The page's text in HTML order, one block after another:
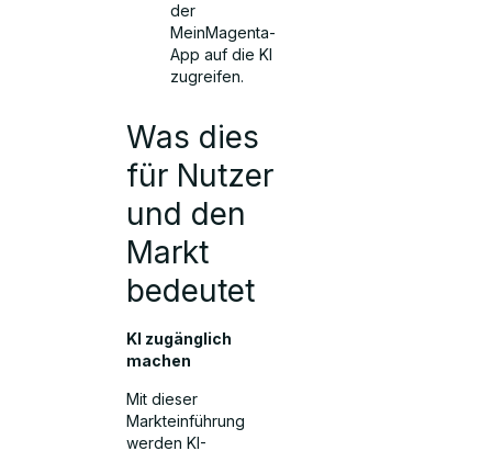
der
MeinMagenta-
App auf die KI
zugreifen.
Was dies
für Nutzer
und den
Markt
bedeutet
KI zugänglich
machen
Mit dieser
Markteinführung
werden KI-